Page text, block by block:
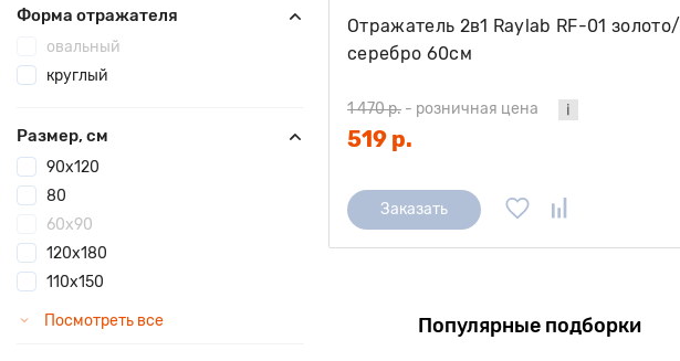
Форма отражателя
овальный
круглый
Размер, см
90х120
80
60х90
120x180
110х150
Посмотреть все
Отражатель 2в1 Raylab RF-01 золото/
серебро 60см
1 470 р. - розничная цена
519 р.
Заказать
Популярные подборки